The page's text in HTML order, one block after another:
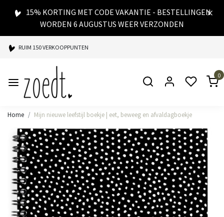
15% KORTING MET CODE VAKANTIE - BESTELLINGEN
WORDEN 6 AUGUSTUS WEER VERZONDEN
RUIM 150 VERKOOPPUNTEN
SPAARPUNTEN BIJ ELKE AANKOOP
SNELLE LEVERING
0
Home Mijn nieuwe leefstijl boekje | eet, beweeg en afvaldagboekje